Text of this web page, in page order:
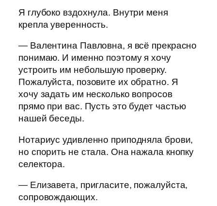
Я глубоко вздохнула. Внутри меня
крепла уверенность.
— Валентина Павловна, я всё прекрасно
понимаю. И именно поэтому я хочу
устроить им небольшую проверку.
Пожалуйста, позовите их обратно. Я
хочу задать им несколько вопросов
прямо при вас. Пусть это будет частью
нашей беседы.
Нотариус удивленно приподняла брови,
но спорить не стала. Она нажала кнопку
селектора.
— Елизавета, пригласите, пожалуйста,
сопровождающих.